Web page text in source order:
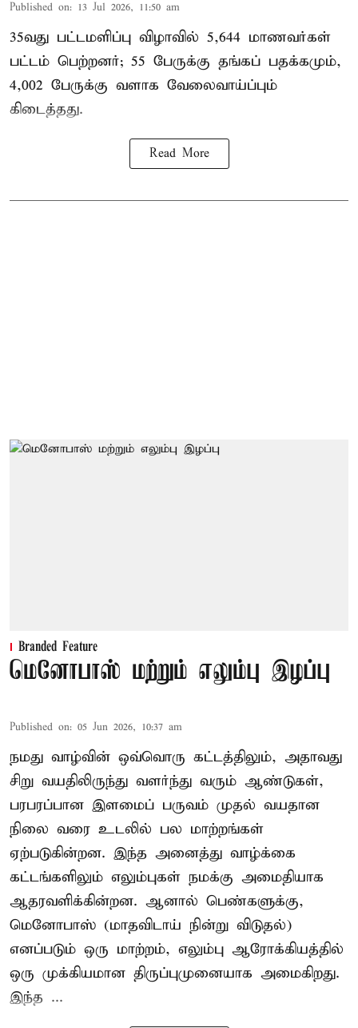
Published on: 13 Jul 2026, 11:50 am
35வது பட்டமளிப்பு விழாவில் 5,644 மாணவர்கள்
பட்டம் பெற்றனர்; 55 பேருக்கு தங்கப் பதக்கமும்,
4,002 பேருக்கு வளாக வேலைவாய்ப்பும்
கிடைத்தது.
Read More
Branded Feature
மெனோபாஸ் மற்றும் எலும்பு இழப்பு
Published on: 05 Jun 2026, 10:37 am
நமது வாழ்வின் ஒவ்வொரு கட்டத்திலும், அதாவது
சிறு வயதிலிருந்து வளர்ந்து வரும் ஆண்டுகள்,
பரபரப்பான இளமைப் பருவம் முதல் வயதான
நிலை வரை உடலில் பல மாற்றங்கள்
ஏற்படுகின்றன. இந்த அனைத்து வாழ்க்கை
கட்டங்களிலும் எலும்புகள் நமக்கு அமைதியாக
ஆதரவளிக்கின்றன. ஆனால் பெண்களுக்கு,
மெனோபாஸ் (மாதவிடாய் நின்று விடுதல்)
எனப்படும் ஒரு மாற்றம், எலும்பு ஆரோக்கியத்தில்
ஒரு முக்கியமான திருப்புமுனையாக அமைகிறது.
இந்த ...